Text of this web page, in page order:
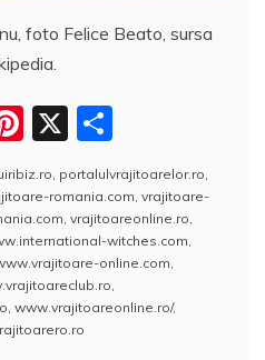
foto Felice Beato, sursa
Pi
nt
er
e
st
X
a
rt
aj
e
a
, portalulvrajitoarelor.ro,
romania.com, vrajitoare-
, vrajitoareonline.ro,
witches.com,
online.com,
,
, www.vrajitoareonline.ro/,